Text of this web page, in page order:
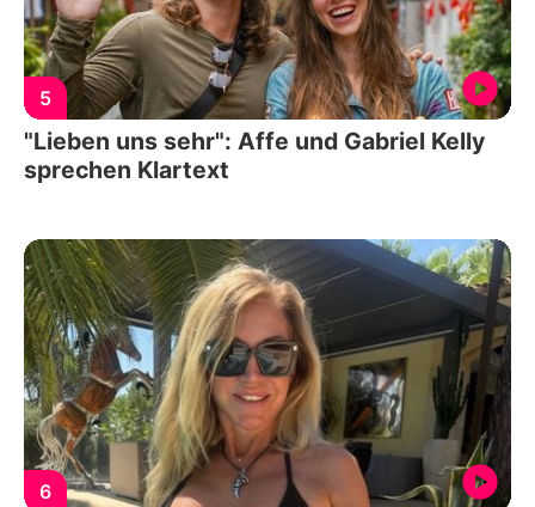
5
"Lieben uns sehr": Affe und Gabriel Kelly
sprechen Klartext
6